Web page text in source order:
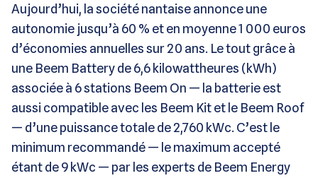
Aujourd’hui, la société nantaise annonce une
autonomie jusqu’à 60 % et en moyenne 1 000 euros
d’économies annuelles sur 20 ans. Le tout grâce à
une Beem Battery de 6,6 kilowattheures (kWh)
associée à 6 stations Beem On — la batterie est
aussi compatible avec les Beem Kit et le Beem Roof
— d’une puissance totale de 2,760 kWc. C’est le
minimum recommandé — le maximum accepté
étant de 9 kWc — par les experts de Beem Energy